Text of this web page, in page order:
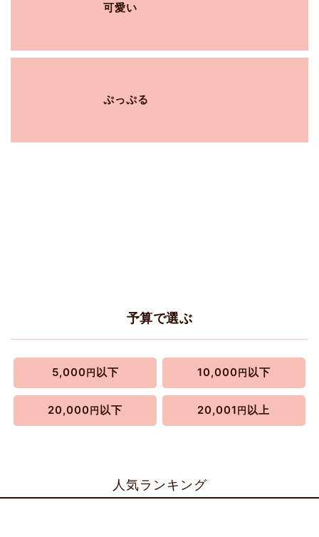
可愛い
ぷっぷる
予算で選ぶ
5,000 円 以下 10,000 円 以下
20,000 円 以下 20,001 円 以上
人気ランキング